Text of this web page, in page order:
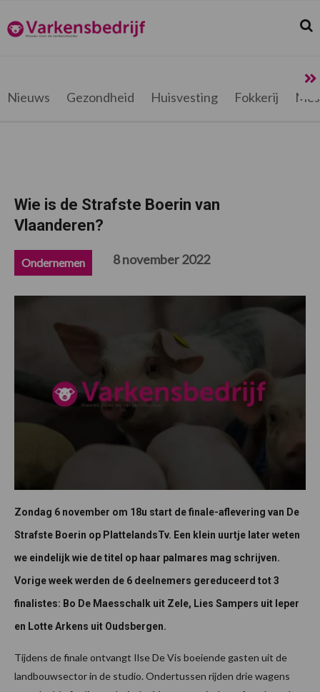
de
hoofdnavigatie
de
hoofd
de
eerste
de
voettekst
Varkensbedrijf.be
Nieuws Gezondheid Huisvesting Fokkerij
Wie is de Strafste Boerin van
Vlaanderen?
Ondernemen 8 november 2022
Zondag 6 november om 18u start de finale-aflevering van De
Strafste Boerin op PlattelandsTv. Een klein uurtje later weten
we eindelijk wie de titel op haar palmares mag schrijven.
Vorige week werden de 6 deelnemers gereduceerd tot 3
finalistes: Bo De Maesschalk uit Zele, Lies Sampers uit Ieper
en Lotte Arkens uit Oudsbergen.
Tijdens de finale ontvangt Ilse De Vis boeiende gasten uit de
landbouwsector in de studio. Ondertussen rijden drie wagens